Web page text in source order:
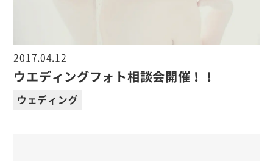
2017.04.12
ウエディングフォト相談会開催！！
ウェディング